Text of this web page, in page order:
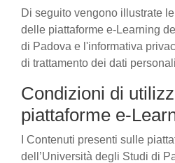
Di seguito vengono illustrate
delle piattaforme e-Learning
di Padova e l'informativa
di trattamento dei dati
Condizioni di
piattaforme e-
I Contenuti presenti sulle
dell’Università degli Studi di